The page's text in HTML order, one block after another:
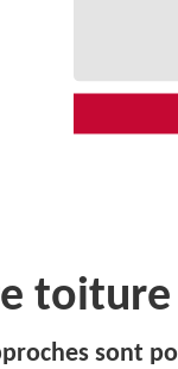
toiture
sont